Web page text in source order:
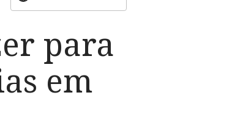
para
em